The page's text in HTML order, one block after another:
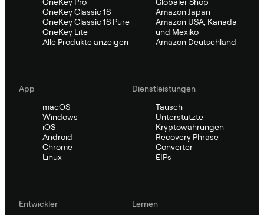
OneKey Classic 1S
OneKey Classic 1S Pure
OneKey Lite
Alle Produkte anzeigen
Amazon Japan
Amazon USA, Kanada
und Mexiko
Amazon Deutschland
App
macOS
Windows
iOS
Android
Chrome
Linux
Dienstleistungen
Tausch
Unterstützte
Kryptowährungen
Recovery Phrase
Converter
EIPs
Entwickler
Lernen